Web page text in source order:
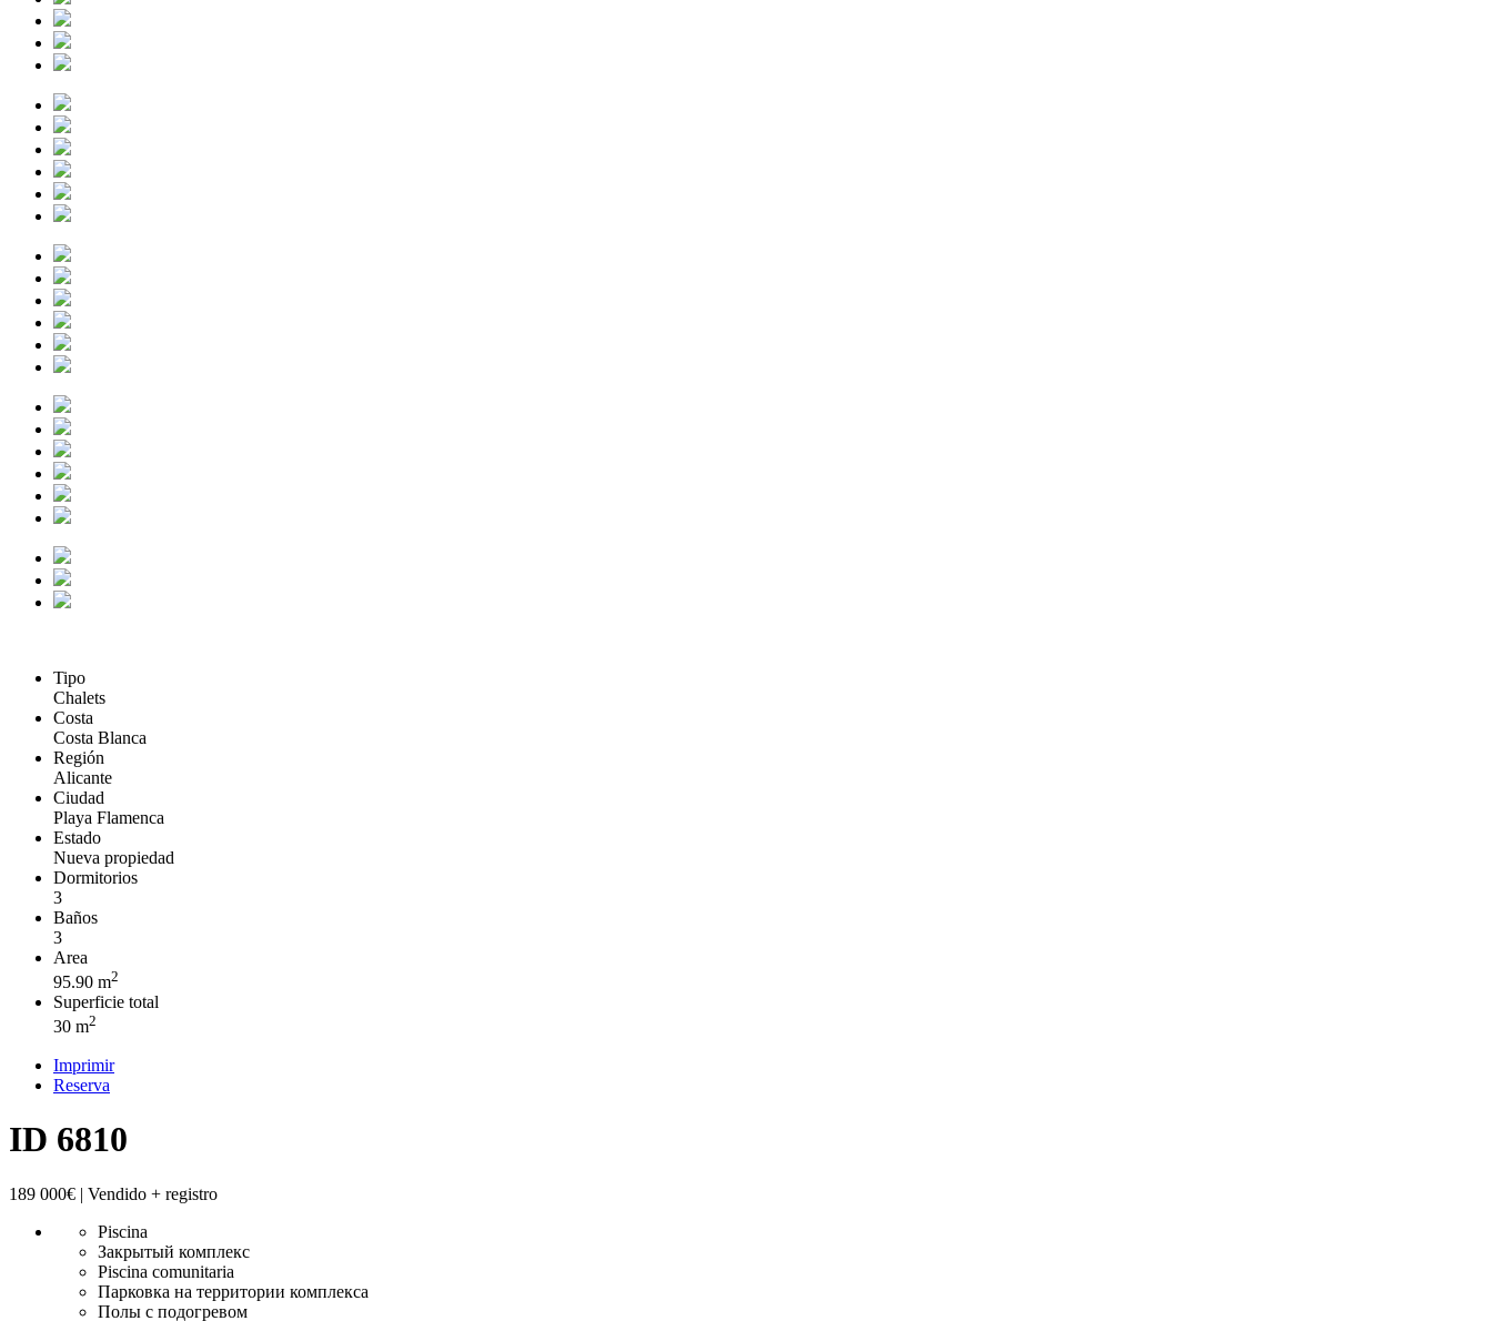
Tipo
Chalets
Costa
Costa Blanca
Región
Alicante
Ciudad
Playa Flamenca
Estado
Nueva propiedad
Dormitorios
3
Baños
3
Area
95.90 m2
Superficie total
30 m2
Imprimir
Reserva
ID 6810
189 000€ | Vendido + registro
Piscina
Закрытый комплекс
Piscina comunitaria
Парковка на территории комплекса
Полы с подогревом